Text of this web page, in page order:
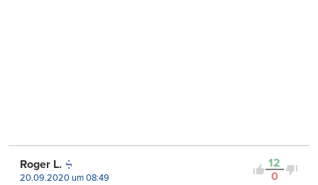
12
0
Roger L.
20.09.2020 um 08:49